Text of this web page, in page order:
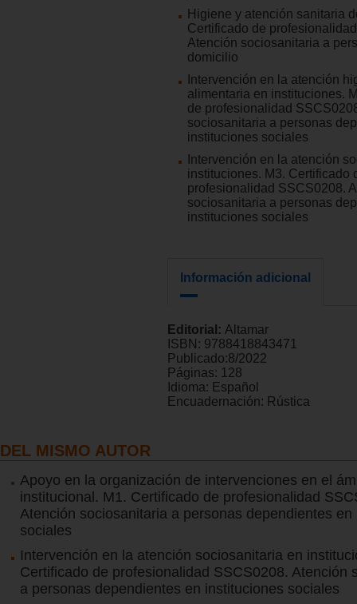
Higiene y atención sanitaria
Certificado de
Atención sociosanitaria a
domicilio
Intervención en la atención
alimentaria en instituciones.
de profesionalidad
sociosanitaria a personas
instituciones sociales
Intervención en la atención
instituciones. M3. Certificado
profesionalidad SSCS0208.
sociosanitaria a personas
instituciones sociales
Información adicional
Editorial: Altamar
ISBN: 9788418843471
Publicado:8/2022
Páginas: 128
Idioma: Español
Encuadernación: Rústica
DEL MISMO AUTOR
Apoyo en la organización de intervenciones en el
institucional. M1. Certificado de profesionalidad
Atención sociosanitaria a personas dependientes en
sociales
Intervención en la atención sociosanitaria en
Certificado de profesionalidad SSCS0208. Atención
a personas dependientes en instituciones sociales